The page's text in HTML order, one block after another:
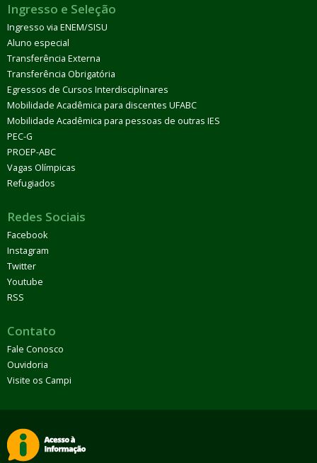
Ingresso e Seleção
Ingresso via ENEM/SISU
Aluno especial
Transferência Externa
Transferência Obrigatória
Egressos de Cursos Interdisciplinares
Mobilidade Acadêmica para discentes UFABC
Mobilidade Acadêmica para pessoas de outras IES
PEC-G
PROEP-ABC
Vagas Olímpicas
Refugiados
Redes Sociais
Facebook
Instagram
Twitter
Youtube
RSS
Contato
Fale Conosco
Ouvidoria
Visite os Campi